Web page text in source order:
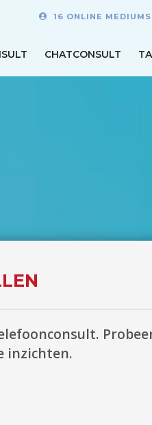
16 ONLINE
CHATCONSULT
inzichten.